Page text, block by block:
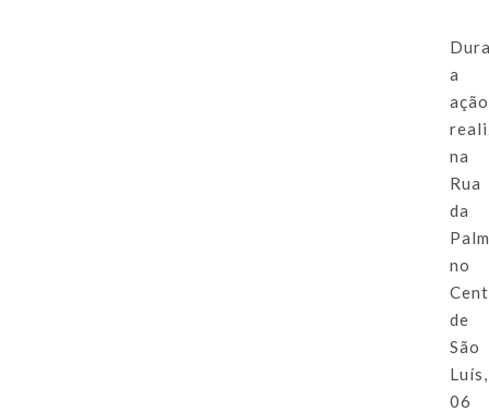
a
ação
na
Rua
da
no
de
São
Luís,
06